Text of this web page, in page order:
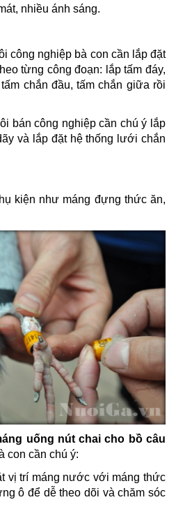
nhiều ánh sáng.
công nghiệp bà con cần lắp đặt
từng công đoạn: lắp tấm đáy,
chắn đầu, tấm chắn giữa rồi
bán công nghiệp cần chú ý lắp
và lắp đặt hệ thống lưới chắn
kiện như máng đựng thức ăn,
uống nút chai cho bồ câu
con cần chú ý:
vị trí máng nước với máng thức
ô để dễ theo dõi và chăm sóc